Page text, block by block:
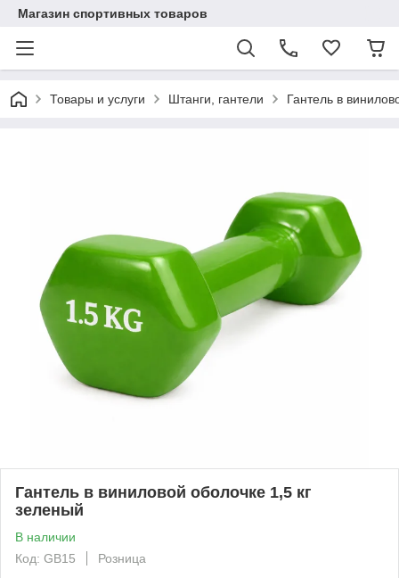
Магазин спортивных товаров
Товары и услуги Штанги, гантели Гантель в
Гантель в виниловой оболочке 1,5 кг
зеленый
В наличии
Код: GB15
Розница